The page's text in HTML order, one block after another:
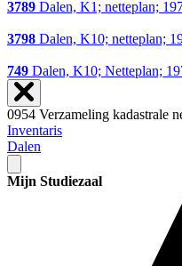
3789 Dalen, K1; netteplan;
3798 Dalen, K10; netteplan;
749 Dalen, K10; Netteplan;
0954 Verzameling kadastrale
Inventaris
Dalen
Mijn Studiezaal